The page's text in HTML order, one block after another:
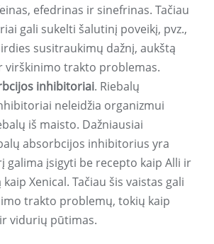
efedrinas ir sinefrinas. Tačiau
gali sukelti šalutinį poveikį, pvz.,
susitraukimų dažnį, aukštą
virškinimo trakto problemas.
inhibitoriai. Riebalų
neleidžia organizmui
iš maisto. Dažniausiai
absorbcijos inhibitorius yra
galima įsigyti be recepto kaip Alli ir
Xenical. Tačiau šis vaistas gali
trakto problemų, tokių kaip
vidurių pūtimas.